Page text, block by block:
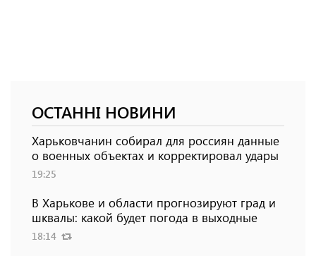
ОСТАННІ НОВИНИ
Харьковчанин собирал для россиян данные
о военных объектах и ​​корректировал удары
19:25
В Харькове и области прогнозируют град и
шквалы: какой будет погода в выходные
18:14